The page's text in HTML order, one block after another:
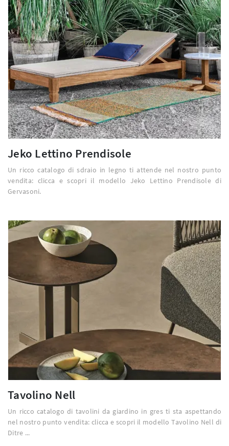
Jeko Lettino Prendisole
Un ricco catalogo di sdraio in legno ti attende nel nostro punto
vendita: clicca e scopri il modello Jeko Lettino Prendisole di
Gervasoni.
Tavolino Nell
Un ricco catalogo di tavolini da giardino in gres ti sta aspettando
nel nostro punto vendita: clicca e scopri il modello Tavolino Nell di
Ditre ...